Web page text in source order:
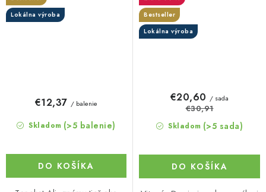
Lokálna výroba
Skladom (>5 balenie)
€12,37 / balenie
DO KOŠÍKA
Bestseller
Lokálna výroba
Skladom (>5 sada)
€20,60 / sada
€30,91
DO KOŠÍKA